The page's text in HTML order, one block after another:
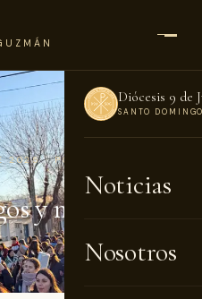
Diócesis 9 de
SANTO
Noticias
Nosotros
2025 · POR DIÓCESIS DE
y misioneros